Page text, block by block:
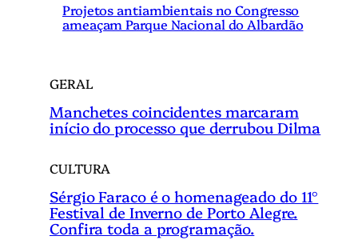
Projetos antiambientais no Congresso
ameaçam Parque Nacional do Albardão
GERAL
Manchetes coincidentes marcaram
início do processo que derrubou Dilma
CULTURA
Sérgio Faraco é o homenageado do 11°
Festival de Inverno de Porto Alegre.
Confira toda a programação.